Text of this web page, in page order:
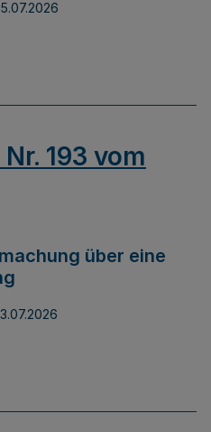
193 vom
über eine